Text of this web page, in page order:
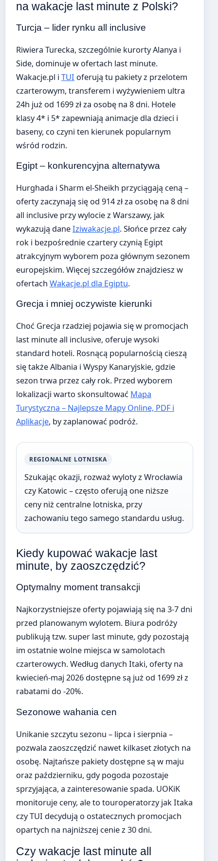
na wakacje last minute z Polski?
Turcja – lider rynku all inclusive
Riwiera Turecka, szczególnie kurorty Alanya i
Side, dominuje w ofertach last minute.
Wakacje.pl i TUI oferują tu pakiety z przelotem
czarterowym, transferem i wyżywieniem ultra
24h już od 1699 zł za osobę na 8 dni. Hotele
klasy 4* i 5* zapewniają animacje dla dzieci i
baseny, co czyni ten kierunek popularnym
wśród rodzin.
Egipt – konkurencyjna alternatywa
Hurghada i Sharm el-Sheikh przyciągają ceną –
oferty zaczynają się od 914 zł za osobę na 8 dni
all inclusive przy wylocie z Warszawy, jak
wykazują daneIziwakacje.pl. Słońce przez cały
rok i bezpośrednie czartery czynią Egipt
atrakcyjnym wyborem poza głównym sezonem
europejskim. Więcej szczegółów znajdziesz w
ofertach Wakacje.pl dla Egiptu.
Grecja i mniej oczywiste kierunki
Choć Grecja rzadziej pojawia się w promocjach
last minute all inclusive, oferuje wysoki
standard hoteli. Rosnącą popularnością cieszą
się także Albania i Wyspy Kanaryjskie, gdzie
sezon trwa przez cały rok. Przed wyborem
lokalizacji warto skonsultować Mapa
Turystyczna – Najlepsze Mapy Online, PDF i
Aplikacje, by zaplanować podróż.
REGIONALNE LOTNISKA
Szukając okazji, rozważ wyloty z Wrocławia
czy Katowic – często oferują one niższe
ceny niż centralne lotniska, przy
zachowaniu tego samego standardu usług.
Kiedy kupować wakacje last
minute, by zaoszczędzić?
Optymalny moment transakcji
Najkorzystniejsze oferty pojawiają się na 3-7 dni
przed planowanym wylotem. Biura podróży
publikują tzw. super last minute, gdy pozostają
im ostatnie wolne miejsca w samolotach
czarterowych. Według danych Itaki, oferty na
kwiecień-maj 2026 dostępne są już od 1699 zł z
rabatami do -20%.
Sezonowe wahania cen
Unikanie szczytu sezonu – lipca i sierpnia –
pozwala zaoszczędzić nawet kilkaset złotych na
osobę. Najtańsze pakiety dostępne są w maju
oraz październiku, gdy pogoda pozostaje
sprzyjająca, a zainteresowanie spada. UOKiK
monitoruje ceny, ale to touroperatorzy jak Itaka
czy TUI decydują o ostatecznych promocjach
opartych na najniższej cenie z 30 dni.
Czy wakacje last minute all